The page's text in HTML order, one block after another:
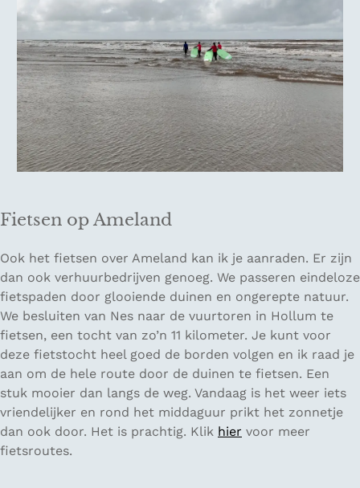
Fietsen op Ameland
Ook het fietsen over Ameland kan ik je aanraden. Er zijn
dan ook verhuurbedrijven genoeg. We passeren eindeloze
fietspaden door glooiende duinen en ongerepte natuur.
We besluiten van Nes naar de vuurtoren in Hollum te
fietsen, een tocht van zo’n 11 kilometer. Je kunt voor
deze fietstocht heel goed de borden volgen en ik raad je
aan om de hele route door de duinen te fietsen. Een
stuk mooier dan langs de weg. Vandaag is het weer iets
vriendelijker en rond het middaguur prikt het zonnetje
dan ook door. Het is prachtig. Klik hier voor meer
fietsroutes.